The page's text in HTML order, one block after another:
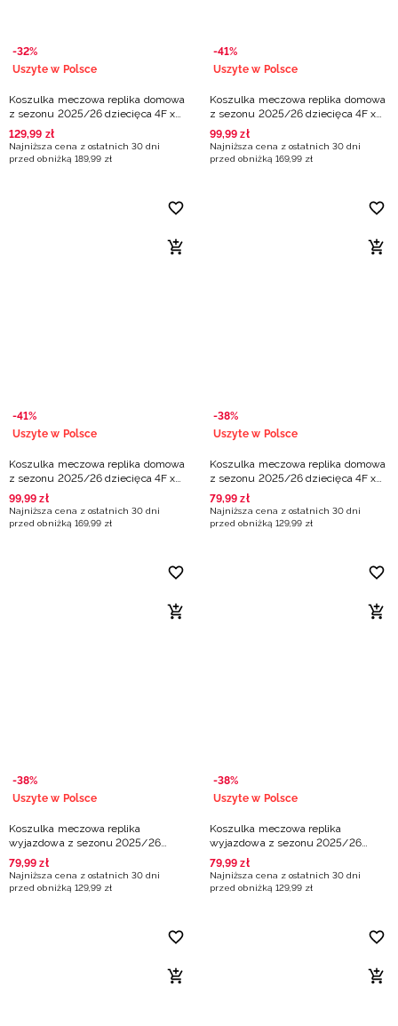
-32%
Uszyte w Polsce
Koszulka meczowa replika domowa
z sezonu 2025/26 dziecięca 4F x
Projekt Warszawa - niebieska
129,99 zł
Najniższa cena z ostatnich 30 dni
przed obniżką 189,99 zł
-41%
Uszyte w Polsce
Koszulka meczowa replika domowa
z sezonu 2025/26 dziecięca 4F x
Start Lublin - biała
99,99 zł
Najniższa cena z ostatnich 30 dni
przed obniżką 169,99 zł
-41%
Uszyte w Polsce
Koszulka meczowa replika domowa
z sezonu 2025/26 dziecięca 4F x
Czarni Słupsk - biała
99,99 zł
Najniższa cena z ostatnich 30 dni
przed obniżką 169,99 zł
-38%
Uszyte w Polsce
Koszulka meczowa replika domowa
z sezonu 2025/26 dziecięca 4F x
VBW Arka Gdynia - żółta
79,99 zł
Najniższa cena z ostatnich 30 dni
przed obniżką 129,99 zł
-38%
Uszyte w Polsce
Koszulka meczowa replika
wyjazdowa z sezonu 2025/26
dziecięca 4F x VBW Arka Gdynia -
niebieska
79,99 zł
Najniższa cena z ostatnich 30 dni
przed obniżką 129,99 zł
-38%
Uszyte w Polsce
Koszulka meczowa replika
wyjazdowa z sezonu 2025/26
dziecięca 4F x Isands Wichoś
Jelenia Góra - granatowa
79,99 zł
Najniższa cena z ostatnich 30 dni
przed obniżką 129,99 zł